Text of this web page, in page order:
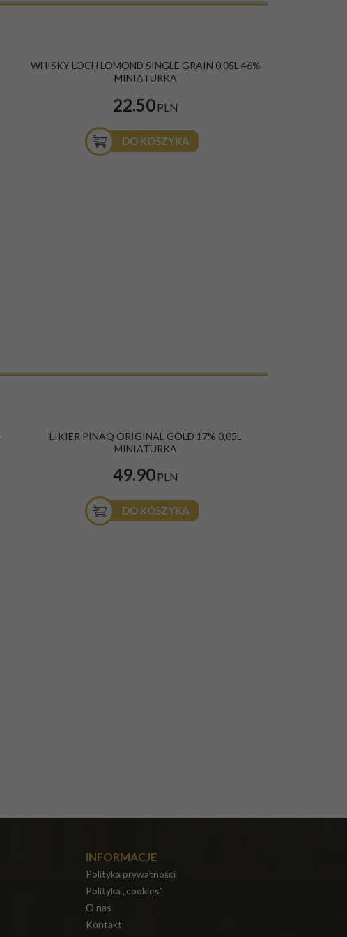
WHISKY LOCH LOMOND SINGLE GRAIN 0,05L 46%
MINIATURKA
22.50PLN
DO KOSZYKA
LIKIER PINAQ ORIGINAL GOLD 17% 0,05L
MINIATURKA
49.90PLN
DO KOSZYKA
INFORMACJE
Polityka prywatności
Polityka „cookies”
O nas
Kontakt